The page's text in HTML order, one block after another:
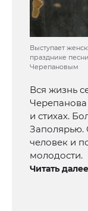
Выступает
празднике
Черепановым
Вся жизнь
и стихах.
Заполярью.
человек и
молодости.
Читать